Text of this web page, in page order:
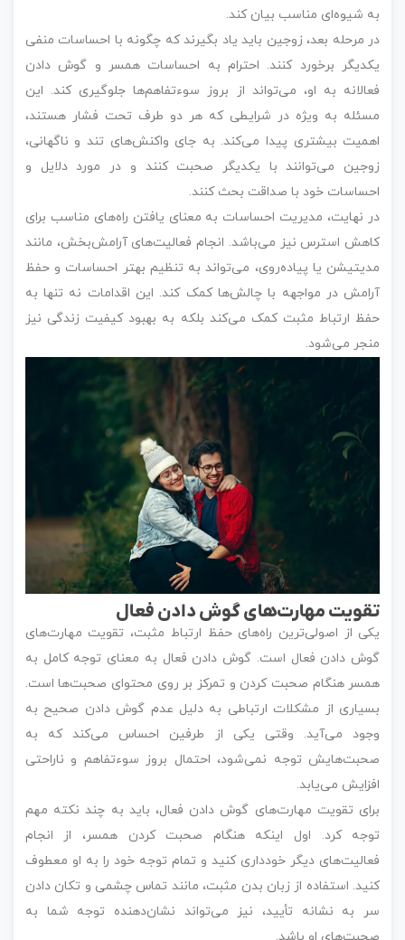
به شیوه‌ای مناسب بیان کند.
در مرحله بعد، زوجین باید یاد بگیرند که چگونه با احساسات منفی
یکدیگر برخورد کنند. احترام به احساسات همسر و گوش دادن
فعالانه به او، می‌تواند از بروز سوءتفاهم‌ها جلوگیری کند. این
مسئله به ویژه در شرایطی که هر دو طرف تحت فشار هستند،
اهمیت بیشتری پیدا می‌کند. به جای واکنش‌های تند و ناگهانی،
زوجین می‌توانند با یکدیگر صحبت کنند و در مورد دلایل و
احساسات خود با صداقت بحث کنند.
در نهایت، مدیریت احساسات به معنای یافتن راه‌های مناسب برای
کاهش استرس نیز می‌باشد. انجام فعالیت‌های آرامش‌بخش، مانند
مدیتیشن یا پیاده‌روی، می‌تواند به تنظیم بهتر احساسات و حفظ
آرامش در مواجهه با چالش‌ها کمک کند. این اقدامات نه تنها به
حفظ ارتباط مثبت کمک می‌کند بلکه به بهبود کیفیت زندگی نیز
منجر می‌شود.
تقویت مهارت‌های گوش دادن فعال
یکی از اصولی‌ترین راه‌های حفظ ارتباط مثبت، تقویت مهارت‌های
گوش دادن فعال است. گوش دادن فعال به معنای توجه کامل به
همسر هنگام صحبت کردن و تمرکز بر روی محتوای صحبت‌ها است.
بسیاری از مشکلات ارتباطی به دلیل عدم گوش دادن صحیح به
وجود می‌آید. وقتی یکی از طرفین احساس می‌کند که به
صحبت‌هایش توجه نمی‌شود، احتمال بروز سوءتفاهم و ناراحتی
افزایش می‌یابد.
برای تقویت مهارت‌های گوش دادن فعال، باید به چند نکته مهم
توجه کرد. اول اینکه هنگام صحبت کردن همسر، از انجام
فعالیت‌های دیگر خودداری کنید و تمام توجه خود را به او معطوف
کنید. استفاده از زبان بدن مثبت، مانند تماس چشمی و تکان دادن
سر به نشانه تأیید، نیز می‌تواند نشان‌دهنده توجه شما به
صحبت‌های او باشد.